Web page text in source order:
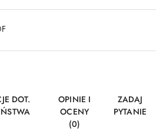
DOT.
OPINIE I
OCENY
(0)
ZADAJ
PYTANIE